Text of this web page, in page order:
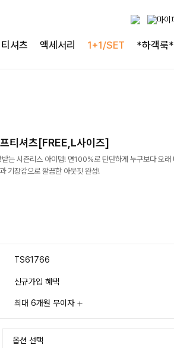
티셔츠 액세서리 1+1/SET *하객룩*
티셔츠[FREE,L사이즈]
는 시즌리스 아이템! 면100%로 탄탄하게 누구보다 오래
기장감으로 깔끔한 아웃핏 완성!
TS61766
신규가입 혜택
최대 6개월 무이자